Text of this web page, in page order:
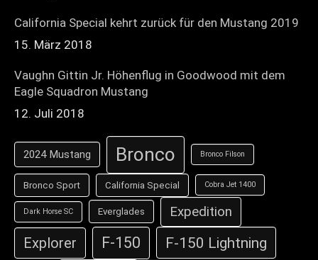
California Special kehrt zurück für den Mustang 2019
15. März 2018
Vaughn Gittin Jr. Höhenflug in Goodwood mit dem
Eagle Squadron Mustang
12. Juli 2018
2024 Mustang Bronco Bronco Filson
Bronco Sport California Special Cobra Jet 1400
Dark Horse SC Everglades Expedition
Explorer F-150 F-150 Lightning